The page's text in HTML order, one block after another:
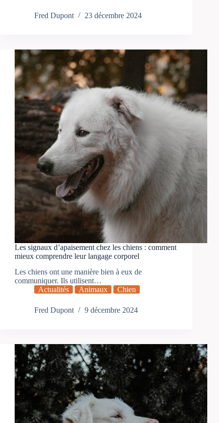
Fred Dupont 23 décembre 2024
Les signaux d’apaisement chez les chiens : comment
mieux comprendre leur langage corporel
Les chiens ont une manière bien à eux de
communiquer. Ils utilisent…
Actualités
Animaux Chien
Fred Dupont 9 décembre 2024